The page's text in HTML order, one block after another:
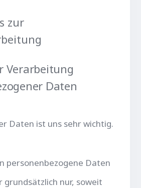
zur
Verarbeitung
Daten
Daten ist uns sehr wichtig.
personenbezogene Daten
grundsätzlich nur, soweit